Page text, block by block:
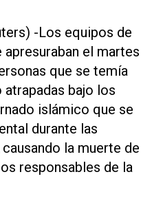
-Los equipos de
el martes
que se temía
atrapadas bajo los
islámico que se
durante las
la muerte de
responsables de la